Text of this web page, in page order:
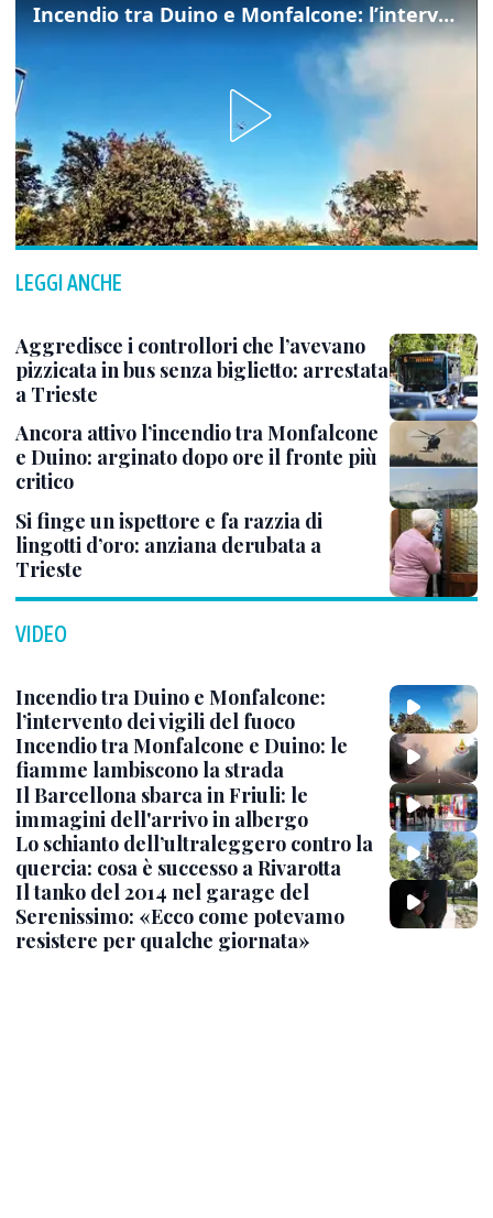
Incendio tra Duino e Monfalcone: l’intervento dei vigili del fuoco
LEGGI ANCHE
Aggredisce i controllori che l’avevano
pizzicata in bus senza biglietto: arrestata
a Trieste
Ancora attivo l’incendio tra Monfalcone
e Duino: arginato dopo ore il fronte più
critico
Si finge un ispettore e fa razzia di
lingotti d’oro: anziana derubata a
Trieste
VIDEO
Incendio tra Duino e Monfalcone:
l’intervento dei vigili del fuoco
Incendio tra Monfalcone e Duino: le
fiamme lambiscono la strada
Il Barcellona sbarca in Friuli: le
immagini dell'arrivo in albergo
Lo schianto dell’ultraleggero contro la
quercia: cosa è successo a Rivarotta
Il tanko del 2014 nel garage del
Serenissimo: «Ecco come potevamo
resistere per qualche giornata»